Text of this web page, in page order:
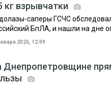
кг взрывчатки
саперы ГСЧС
БпЛА, и нашли на дне
2026, 12:09
Днепропетровщине